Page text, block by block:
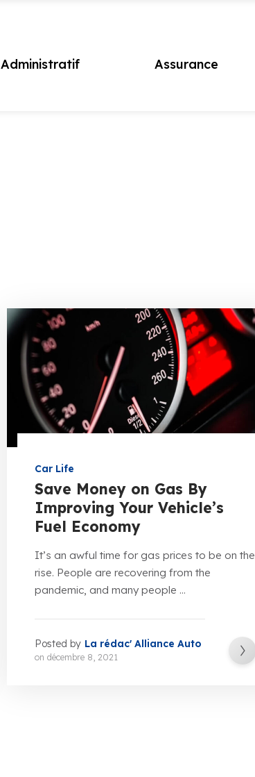
Administratif Assurance
Car Life
Save Money on Gas By
Improving Your Vehicle’s
Fuel Economy
It’s an awful time for gas prices to be on the
rise. People are recovering from the
pandemic, and many people ...
Posted by La rédac' Alliance Auto
on décembre 8, 2021